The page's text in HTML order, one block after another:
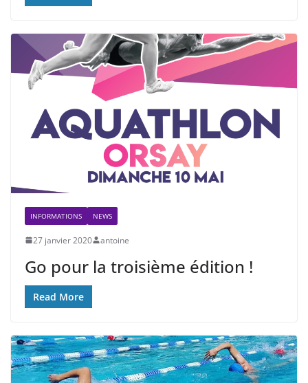
INFORMATIONS NEWS
27 janvier 2020 antoine
Go pour la troisième édition !
Read More